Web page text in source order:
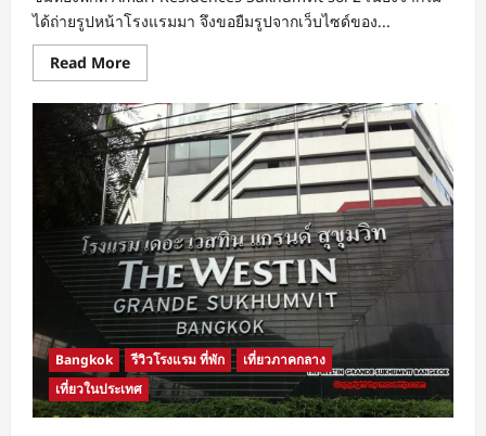
ได้ถ่ายรูปหน้าโรงแรมมา จึงขอยืมรูปจากเว็บไซด์ของ...
Read MoreRead
more
Amari
Residences
Sukhumvit
Bangkok รีวิวโรงแรม ที่พัก
เที่ยวภาคกลาง
เที่ยวในประเทศ